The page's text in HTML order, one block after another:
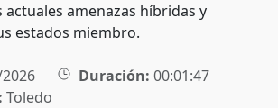
amenazas híbridas y
estados miembro.
Duración: 00:01:47
Toledo